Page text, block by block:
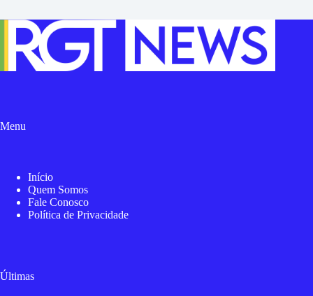
Menu
Início
Quem Somos
Fale Conosco
Política de Privacidade
Últimas